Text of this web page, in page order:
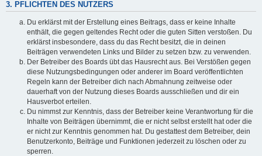
3. PFLICHTEN DES NUTZERS
Du erklärst mit der Erstellung eines Beitrags, dass er keine Inhalte
enthält, die gegen geltendes Recht oder die guten Sitten verstoßen. Du
erklärst insbesondere, dass du das Recht besitzt, die in deinen
Beiträgen verwendeten Links und Bilder zu setzen bzw. zu verwenden.
Der Betreiber des Boards übt das Hausrecht aus. Bei Verstößen gegen
diese Nutzungsbedingungen oder anderer im Board veröffentlichten
Regeln kann der Betreiber dich nach Abmahnung zeitweise oder
dauerhaft von der Nutzung dieses Boards ausschließen und dir ein
Hausverbot erteilen.
Du nimmst zur Kenntnis, dass der Betreiber keine Verantwortung für die
Inhalte von Beiträgen übernimmt, die er nicht selbst erstellt hat oder die
er nicht zur Kenntnis genommen hat. Du gestattest dem Betreiber, dein
Benutzerkonto, Beiträge und Funktionen jederzeit zu löschen oder zu
sperren.